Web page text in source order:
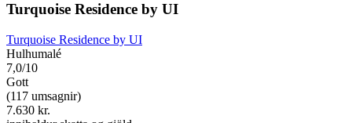
Turquoise Residence by UI
Turquoise Residence by UI
Hulhumalé
7,0/10
Gott
(117 umsagnir)
7.630 kr.